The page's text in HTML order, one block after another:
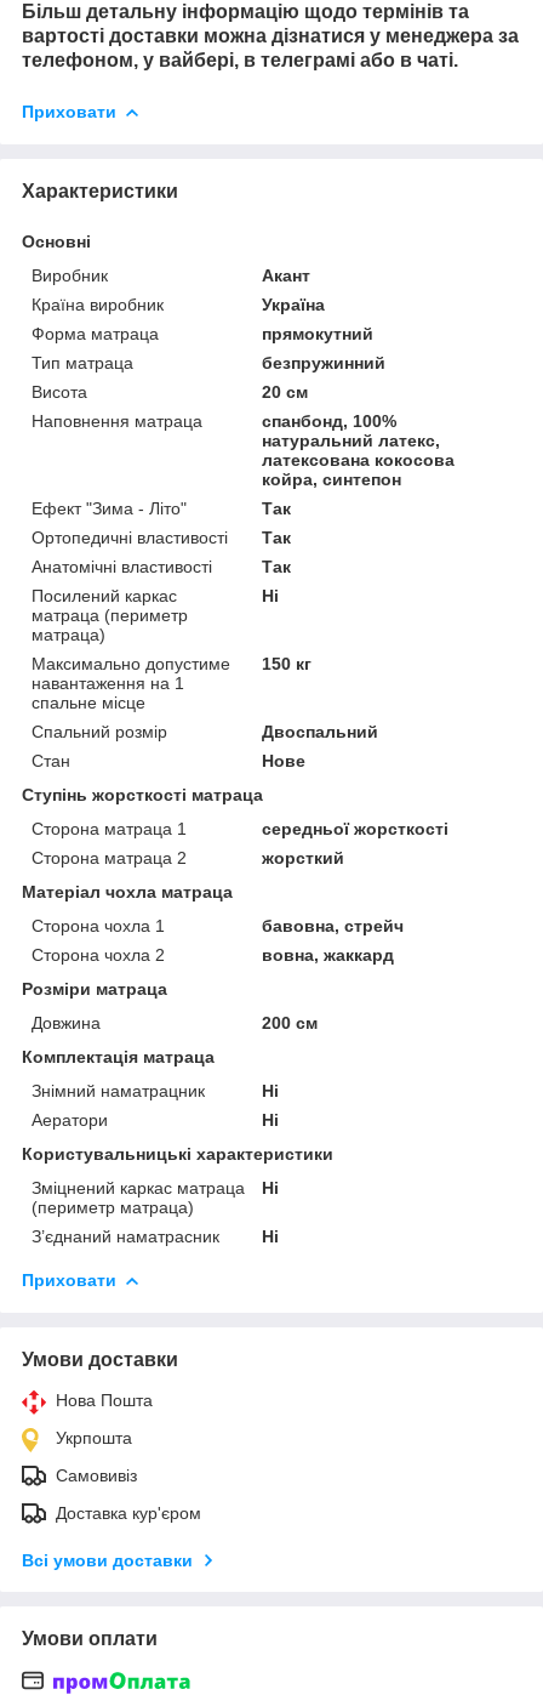
Більш детальну інформацію щодо термінів та
вартості доставки можна дізнатися у менеджера за
телефоном, у вайбері, в телеграмі або в чаті.
Приховати
Характеристики
Основні
Виробник
Акант
Країна виробник
Україна
Форма матраца
прямокутний
Тип матраца
безпружинний
Висота
20 см
Наповнення матраца
спанбонд, 100%
натуральний латекс,
латексована кокосова
койра, синтепон
Ефект "Зима - Літо"
Так
Ортопедичні властивості
Так
Анатомічні властивості
Так
Посилений каркас
матраца (периметр
матраца)
Ні
Максимально допустиме
навантаження на 1
спальне місце
150 кг
Спальний розмір
Двоспальний
Стан
Нове
Ступінь жорсткості матраца
Сторона матраца 1
середньої жорсткості
Сторона матраца 2
жорсткий
Матеріал чохла матраца
Сторона чохла 1
бавовна, стрейч
Сторона чохла 2
вовна, жаккард
Розміри матраца
Довжина
200 см
Комплектація матраца
Знімний наматрацник
Ні
Аератори
Ні
Користувальницькі характеристики
Зміцнений каркас матраца
(периметр матраца)
Ні
З’єднаний наматрасник Ні
Приховати
Умови доставки
Нова Пошта
Укрпошта
Самовивіз
Доставка кур'єром
Всі умови доставки
Умови оплати